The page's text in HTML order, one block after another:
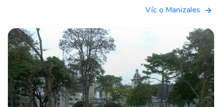
Víc o Manizales